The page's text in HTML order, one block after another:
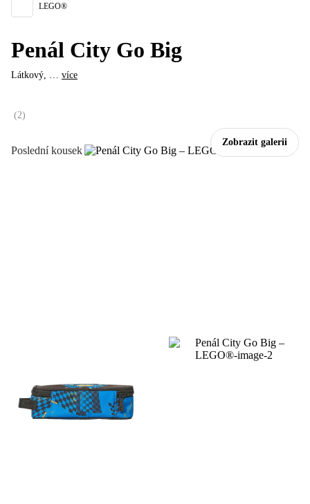
Zobrazit galerii
Poslední kousek
LEGO®
Penál City Go Big
Látkový, … více
(2)